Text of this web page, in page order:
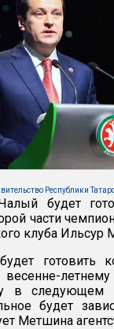
Республики
будет
части
клуба Ильсур
готовить
в следующем
будет
Метшина